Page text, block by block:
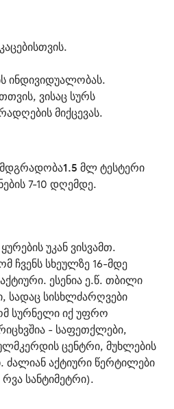
ინდივიდუალობას.
ვისაც სურს
მიქცევას.
1.5 მლ ტესტერი
7-10 დღემდე.
უკან ვისვამთ.
ჩვენს სხეულზე 16-მდე
ესენია ე.წ. თბილი
სადაც სისხლძარღვები
სურნელი იქ უფრო
- საფეთქლები,
ცენტრი, მუხლების
ძალიან აქტიური წერტილები
სანტიმეტრი).